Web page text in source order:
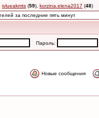
ivlueakmts (59), korzina.elena2017 (48)
за последние пять минут
Пароль:
Новые сообщения